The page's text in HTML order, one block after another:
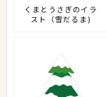
くまとうさぎのイラ
スト（雪だるま)